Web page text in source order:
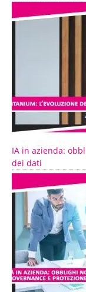
IA in azienda:
dei dati